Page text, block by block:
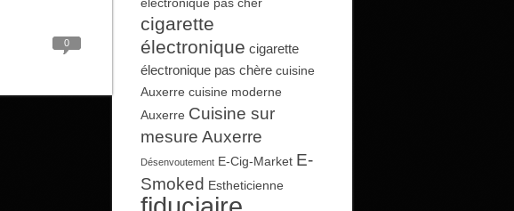
0
cigarette
électronique cigarette
électronique pas chère cuisine
Auxerre cuisine moderne
Auxerre Cuisine sur
mesure Auxerre
Désenvoutement E-Cig-Market E-
Smoked Estheticienne